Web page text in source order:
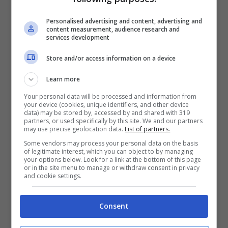
della quattordicesima e l’importo di 1.500
euro è una media stimata dagli esperti di
Confesercenti sulla base di tutti i lavoratori
beneficiari. L’ammontare complessivo dei
fondi, ricordando che questa extra
mensilità riguarda anche i pensionati, è
pari a 12 miliardi di euro e a goderne
saranno indicativamente 8 milioni di
dipendenti.
Peraltro, il periodo in questione è
considerato un momento cruciale dell’anno
in quanto antecedente le ferie estive. Per
Personalised advertising and content, advertising and
content measurement, audience research and
services development
Store and/or access information on a device
Learn more
Your personal data will be processed and information from
your device (cookies, unique identifiers, and other device
data) may be stored by, accessed by and shared with 319
partners, or used specifically by this site. We and our partners
may use precise geolocation data. List of partners.
Some vendors may process your personal data on the basis
of legitimate interest, which you can object to by managing
your options below. Look for a link at the bottom of this page
or in the site menu to manage or withdraw consent in privacy
and cookie settings.
Consent